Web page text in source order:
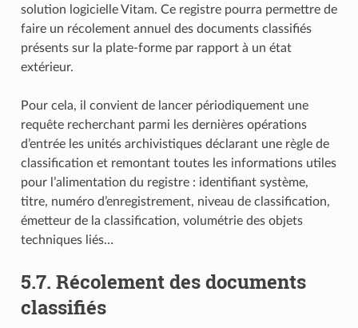
solution logicielle Vitam. Ce registre pourra permettre de
faire un récolement annuel des documents classifiés
présents sur la plate-forme par rapport à un état
extérieur.
Pour cela, il convient de lancer périodiquement une
requête recherchant parmi les dernières opérations
d’entrée les unités archivistiques déclarant une règle de
classification et remontant toutes les informations utiles
pour l’alimentation du registre : identifiant système,
titre, numéro d’enregistrement, niveau de classification,
émetteur de la classification, volumétrie des objets
techniques liés…
5.7. Récolement des documents
classifiés